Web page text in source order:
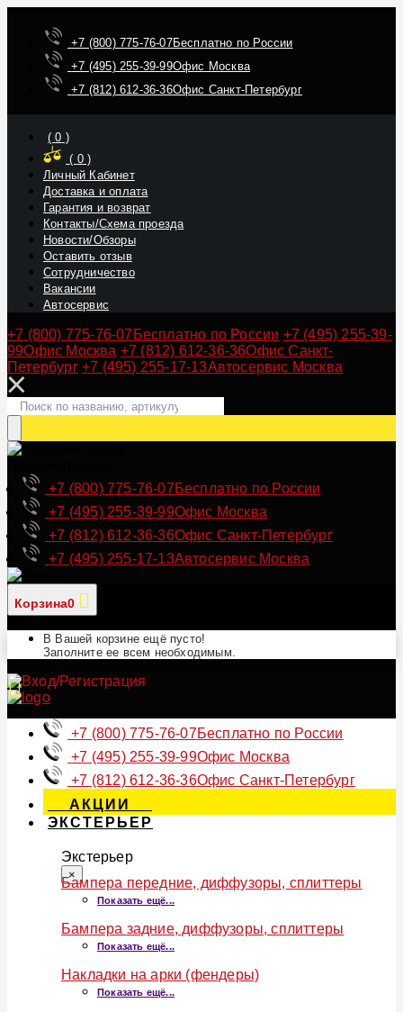
+7 (800) 775-76-07Бесплатно по России
+7 (495) 255-39-99Офис Москва
+7 (812) 612-36-36Офис Санкт-Петербург
(0 )
( 0)
Личный Кабинет
Доставка и оплата
Гарантия и возврат
Контакты/Схема проезда
Новости/Обзоры
Оставить отзыв
Сотрудничество
Вакансии
Автосервис
+7 (800) 775-76-07 Бесплатно по России +7 (495) 255-39-
99Офис Москва +7 (812) 612-36-36Офис Санкт-
Петербург +7 (495) 255-17-13Автосервис Москва
+7 (800) 775-76-07Бесплатно по России
+7 (495) 255-39-99Офис Москва
+7 (812) 612-36-36Офис Санкт-Петербург
+7 (495) 255-17-13Автосервис Москва
Корзина0
В Вашей корзине ещё пусто!
Заполните ее всем необходимым.
+7 (800) 775-76-07Бесплатно по России
+7 (495) 255-39-99Офис Москва
+7 (812) 612-36-36Офис Санкт-Петербург
АКЦИИ
ЭКСТЕРЬЕР
Экстерьер
×
Бампера передние, диффузоры, сплиттеры
Показать ещё...
Бампера задние, диффузоры, сплиттеры
Показать ещё...
Накладки на арки (фендеры)
Показать ещё...